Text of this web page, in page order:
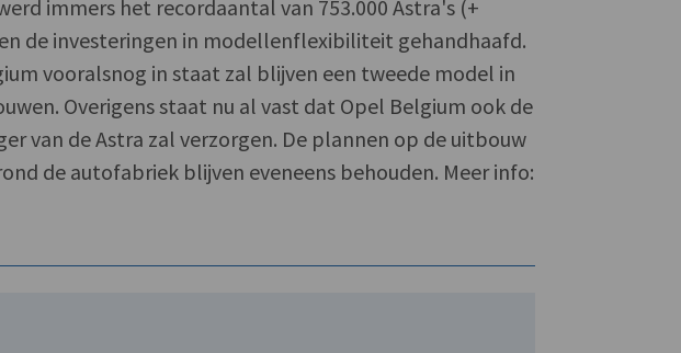
immers het recordaantal van 753.000 Astra's (+
de investeringen in modellenflexibiliteit gehandhaafd.
vooralsnog in staat zal blijven een tweede model in
Overigens staat nu al vast dat Opel Belgium ook de
van de Astra zal verzorgen. De plannen op de uitbouw
de autofabriek blijven eveneens behouden. Meer info: